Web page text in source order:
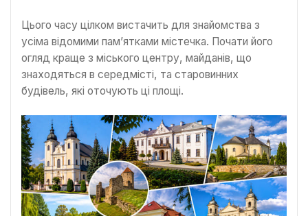
Цього часу цілком вистачить для знайомства з
усіма відомими пам’ятками містечка. Почати його
огляд краще з міського центру, майданів, що
знаходяться в середмісті, та старовинних
будівель, які оточують ці площі.